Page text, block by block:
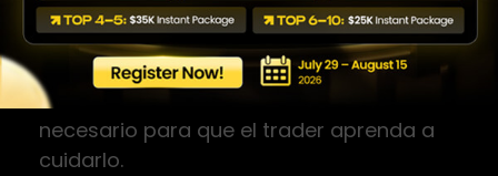
gestión en situaciones de mercado
extremas. Las mejores plataformas no
solo dan capital, sino que
ofrecen el ecosistema educativo
necesario para que el trader aprenda a
cuidarlo.